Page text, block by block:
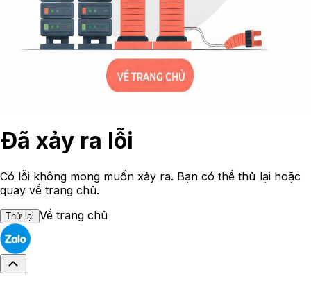
Đã xảy ra lỗi
Có lỗi không mong muốn xảy ra. Bạn có thể thử lại hoặc
quay về trang chủ.
Thử lại Về trang chủ